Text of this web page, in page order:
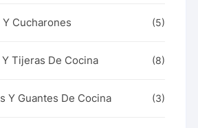
Y Cucharones (5)
Tijeras De Cocina (8)
Y Guantes De Cocina (3)